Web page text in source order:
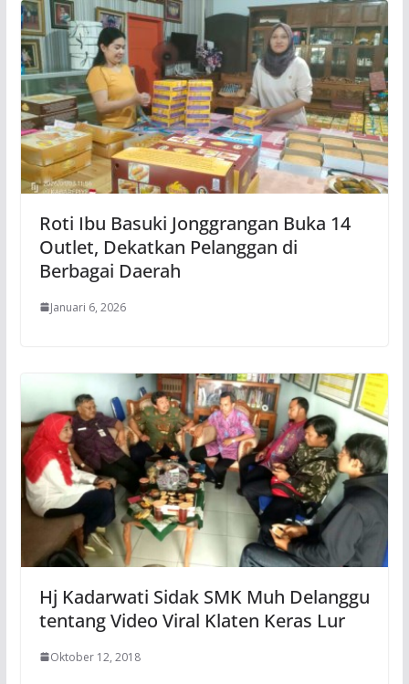
Roti Ibu Basuki Jonggrangan Buka 14
Outlet, Dekatkan Pelanggan di
Berbagai Daerah
Januari 6, 2026
Hj Kadarwati Sidak SMK Muh Delanggu
tentang Video Viral Klaten Keras Lur
Oktober 12, 2018